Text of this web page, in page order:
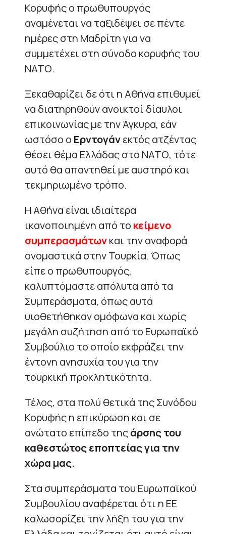
Κορυφής ο πρωθυπουργός
αναμένεται να ταξιδέψει σε πέντε
ημέρες στη Μαδρίτη για να
συμμετέχει στη σύνοδο κορυφής του
ΝΑΤΟ.
Ξεκαθαρίζει δε ότι η Αθήνα επιθυμεί
να διατηρηθούν ανοικτοί δίαυλοι
επικοινωνίας με την Άγκυρα, εάν
ωστόσο ο Ερντογάνεκτός ατζέντας
θέσει θέμα Ελλάδας στο ΝΑΤΟ, τότε
αυτό θα απαντηθεί με αυστηρό και
τεκμηριωμένο τρόπο.
Η Αθήνα είναι ιδιαίτερα
ικανοποιημένη από το κείμενο
συμπερασμάτωνκαι την αναφορά
ονομαστικά στην Τουρκία. Όπως
είπε ο πρωθυπουργός,
καλυπτόμαστε απόλυτα από τα
Συμπεράσματα, όπως αυτά
υιοθετήθηκαν ομόφωνα και χωρίς
μεγάλη συζήτηση από το Ευρωπαϊκό
Συμβούλιο το οποίο εκφράζει την
έντονη ανησυχία του για την
τουρκική προκλητικότητα.
Τέλος, στα πολύ θετικά της Συνόδου
Κορυφής η επικύρωση και σε
ανώτατο επίπεδο τηςάρσης του
καθεστώτος εποπτείας για την
χώρα μας.
Στα συμπεράσματα του Ευρωπαϊκού
Συμβουλίου αναφέρεται ότι η ΕΕ
καλωσορίζει την λήξη του για την